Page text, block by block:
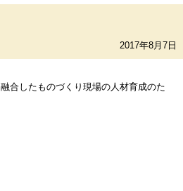
2017年8月7日
合したものづくり現場の人材育成のた